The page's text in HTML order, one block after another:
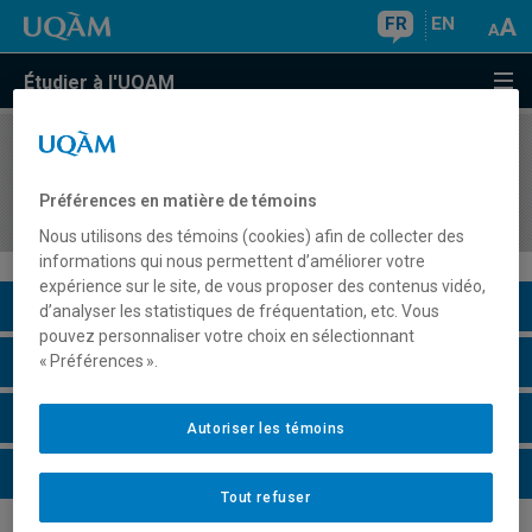
FR EN
Étudier à l'UQAM
COURS//
les élèves allophones
Description du cours
Horaire - Été 2026
Horaire - Automne 2026
Horaire - Hiver 2027
Préférences en matière de témoins
Nous utilisons des témoins (cookies) afin de collecter des
informations qui nous permettent d’améliorer votre
expérience sur le site, de vous proposer des contenus vidéo,
d’analyser les statistiques de fréquentation, etc. Vous
pouvez personnaliser votre choix en sélectionnant
« Préférences ».
Tout refuser
Autoriser les témoins